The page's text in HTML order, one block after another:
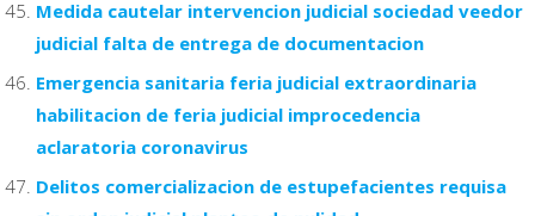
Medida cautelar intervencion judicial sociedad veedor
judicial falta de entrega de documentacion
Emergencia sanitaria feria judicial extraordinaria
habilitacion de feria judicial improcedencia
aclaratoria coronavirus
Delitos comercializacion de estupefacientes requisa